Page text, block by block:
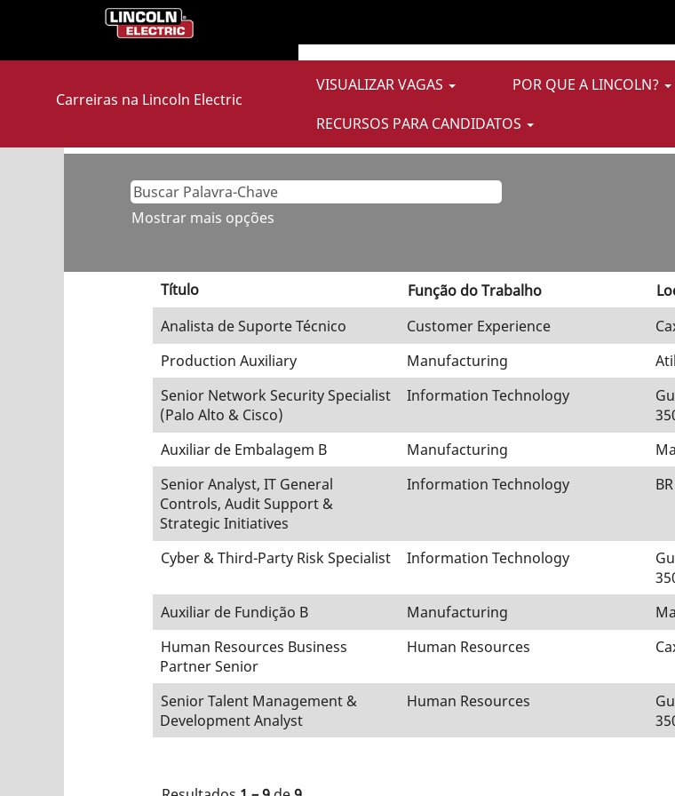
Carreiras na Lincoln Electric
VISUALIZAR VAGAS POR QUE A LINCOLN?
RECURSOS PARA CANDIDATOS
Início
Buscar resultados para"Sales E Macomb".
Atualmente, não existem vagas correspondentes a "
As 9 vagas mais recentes publicadas por Lincoln Electric estão listadas
Mostrar mais opções
Título Função do Trabalho
Analista de Suporte Técnico
Customer Experience
Production Auxiliary
Manufacturing
Senior Network Security Specialist
(Palo Alto & Cisco)
Information Technology
Auxiliar de Embalagem B Manufacturing
Senior Analyst, IT General
Controls, Audit Support &
Strategic Initiatives
Information Technology BR
Cyber & Third-Party Risk Specialist Information Technology
Auxiliar de Fundição B Manufacturing
Human Resources Business
Partner Senior
Human Resources
Senior Talent Management &
Development Analyst
Human Resources